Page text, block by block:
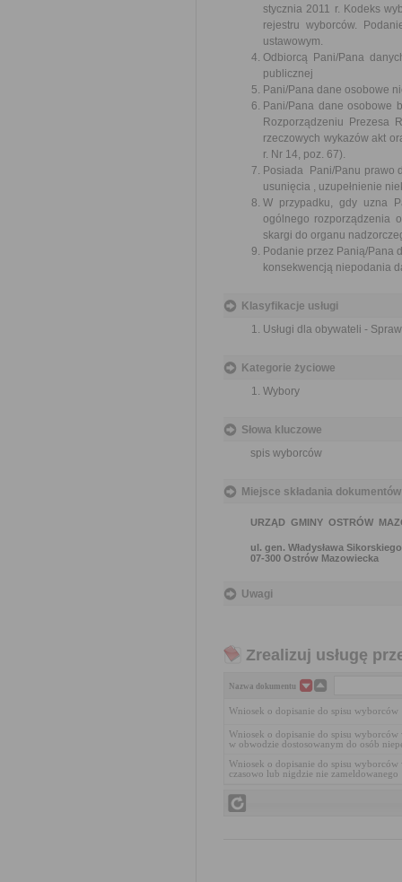
stycznia 2011 r. Kodeks
rejestru wyborców.
ustawowym.
Odbiorcą Pani/Pana
publicznej
Pani/Pana dane osobowe
Pani/Pana dane osobowe
Rozporządzeniu Prezesa
rzeczowych wykazów akt
r. Nr 14, poz. 67).
Posiada Pani/Panu prawo
usunięcia , uzupełnienie
W przypadku, gdy uzna
ogólnego rozporządzenia
skargi do organu
Podanie przez Panią/Pana
konsekwencją niepodania
Klasyfikacje usługi
Usługi dla obywateli -
Kategorie życiowe
Wybory
Słowa kluczowe
spis wyborców
Miejsce składania dokumentów
URZĄD GMINY OSTRÓW
ul. gen. Władysława
07-300 Ostrów Mazowiecka
Uwagi
Zrealizuj usługę
Nazwa dokumentu
Wniosek o dopisanie do spisu wyborców
Wniosek o dopisanie do spisu wyborców
w obwodzie dostosowanym do osób
Wniosek o dopisanie do spisu
czasowo lub nigdzie nie zameldowanego